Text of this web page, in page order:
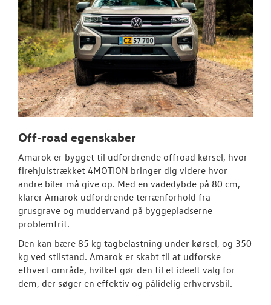
Off-road egenskaber
Amarok er bygget til udfordrende offroad kørsel, hvor
firehjulstrækket 4MOTION bringer dig videre hvor
andre biler må give op. Med en vadedybde på 80 cm,
klarer Amarok udfordrende terrænforhold fra
grusgrave og muddervand på byggepladserne
problemfrit.
Den kan bære 85 kg tagbelastning under kørsel, og 350
kg ved stilstand. Amarok er skabt til at udforske
ethvert område, hvilket gør den til et ideelt valg for
dem, der søger en effektiv og pålidelig erhvervsbil.